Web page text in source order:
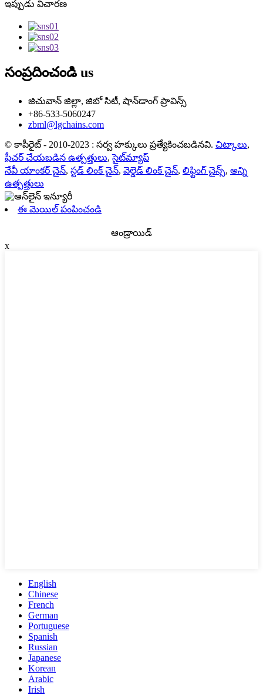
ఇప్పుడు విచారణ
సంప్రదించండి us
జిచువాన్ జిల్లా, జిబో సిటీ, షాన్‌డాంగ్ ప్రావిన్స్
+86-533-5060247
zbml@lgchains.com
© కాపీరైట్ - 2010-2023 : సర్వ హక్కులు ప్రత్యేకించబడినవి. చిట్కాలు,
ఫీచర్ చేయబడిన ఉత్పత్తులు,సైట్‌మ్యాప్
నేవీ యాంకర్ చైన్, స్టడ్ లింక్ చైన్, వెల్డెడ్ లింక్ చైన్, లిఫ్టింగ్ చైన్స్, అన్ని
ఉత్పత్తులు
ఈ మెయిల్ పంపించండి
ఆండ్రాయిడ్
x
English
Chinese
French
German
Portuguese
Spanish
Russian
Japanese
Korean
Arabic
Irish